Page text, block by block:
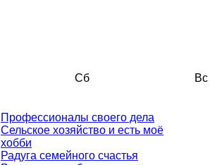
Сб
Вс
Профессионалы своего дела
Сельское хозяйство и есть моё
хобби
Радуга семейного счастья